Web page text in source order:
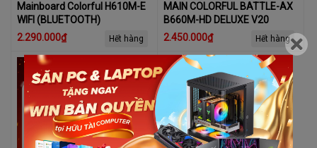
Mainboard Colorful H610M-E
WIFI (BLUETOOTH)
2.290.000₫
Hết hàng
MAIN COLORFUL BATTLE-AX
B660M-HD DELUXE V20
2.450.000₫
Hết hàng